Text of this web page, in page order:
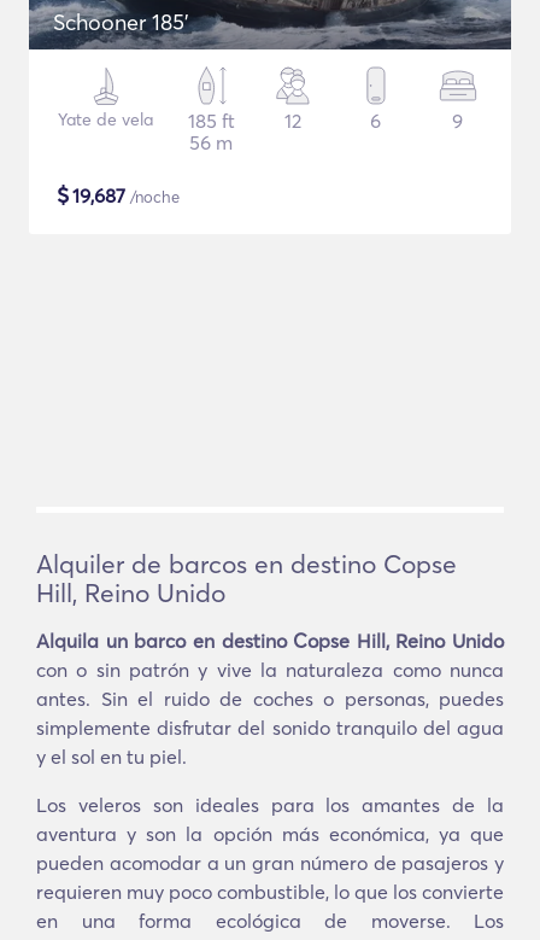
Schooner 185'
Yate de vela
185 ft
56 m
12 6 9
$19,687 /noche
Alquiler de barcos en destino Copse
Hill, Reino Unido
Alquila un barco en destino Copse Hill, Reino Unido
con o sin patrón y vive la naturaleza como nunca
antes. Sin el ruido de coches o personas, puedes
simplemente disfrutar del sonido tranquilo del agua
y el sol en tu piel.
Los veleros son ideales para los amantes de la
aventura y son la opción más económica, ya que
pueden acomodar a un gran número de pasajeros y
requieren muy poco combustible, lo que los convierte
en una forma ecológica de moverse. Los